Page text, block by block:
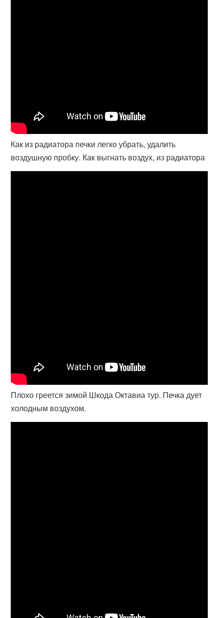
Как из радиатора печки легко убрать, удалить
воздушную пробку. Как выгнать воздух, из радиатора
Плохо греется зимой Шкода Октавиа тур. Печка дует
холодным воздухом.